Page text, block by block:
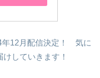
年12月配信決定！ 気に
していきます！